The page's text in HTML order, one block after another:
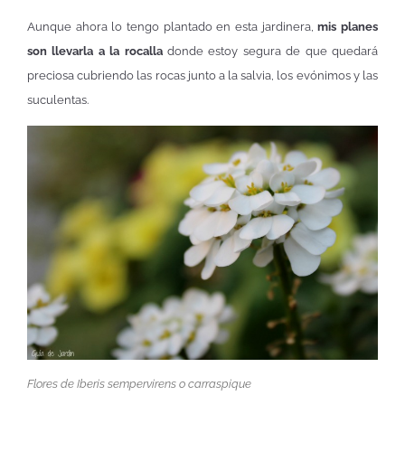
Aunque ahora lo tengo plantado en esta jardinera,mis planes
son llevarla a la rocalladonde estoy segura de que quedará
preciosa cubriendo las rocas junto a la salvia, los evónimos y las
suculentas.
Flores de Iberis sempervirens o carraspique